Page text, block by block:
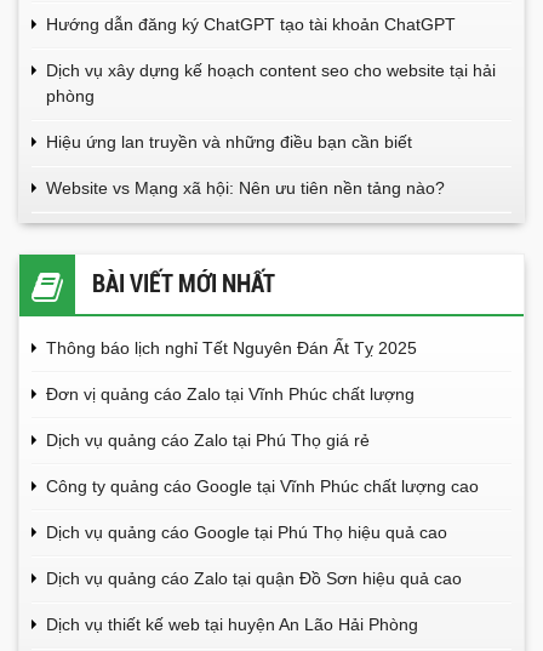
Hướng dẫn đăng ký ChatGPT tạo tài khoản ChatGPT
Dịch vụ xây dựng kế hoạch content seo cho website tại hải
phòng
Hiệu ứng lan truyền và những điều bạn cần biết
Website vs Mạng xã hội: Nên ưu tiên nền tảng nào?
BÀI VIẾT MỚI NHẤT
Thông báo lịch nghỉ Tết Nguyên Đán Ất Tỵ 2025
Đơn vị quảng cáo Zalo tại Vĩnh Phúc chất lượng
Dịch vụ quảng cáo Zalo tại Phú Thọ giá rẻ
Công ty quảng cáo Google tại Vĩnh Phúc chất lượng cao
Dịch vụ quảng cáo Google tại Phú Thọ hiệu quả cao
Dịch vụ quảng cáo Zalo tại quận Đồ Sơn hiệu quả cao
Dịch vụ thiết kế web tại huyện An Lão Hải Phòng